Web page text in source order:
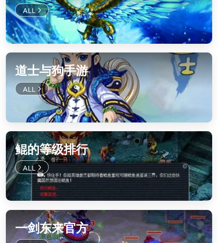
道士与狗手游
鲲的等级排行
一剑东来官方